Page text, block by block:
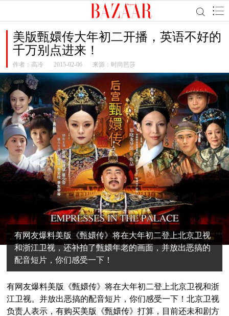
美版甄嬛传大年初二开播，英语不好的
千万别点进来！
作者： 高冷 2015-02-06 来源：时尚芭莎
有网友爆料美版《甄嬛传》将在大年初二登上北京卫视
和浙江卫视，还补拍了甄嬛年老的画面，并放出恶搞的
配音短片，你们感受一下！
有网友爆料美版《甄嬛传》将在大年初二登上北京卫视和浙
江卫视。并放出恶搞的配音短片，你们感受一下！北京卫视
负责人表示，有购买美版《甄嬛传》打算，目前还未和剧方